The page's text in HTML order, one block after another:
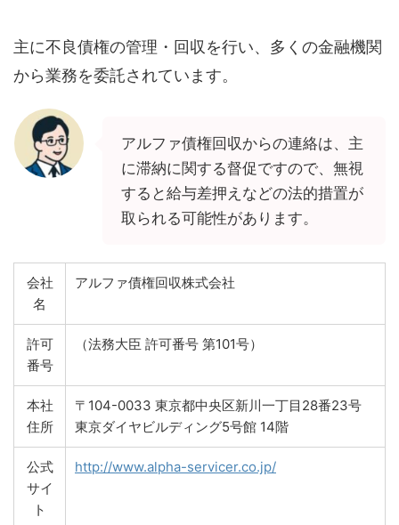
主に不良債権の管理・回収を行い、多くの金融機関
から業務を委託されています。
アルファ債権回収からの連絡は、主
に滞納に関する督促ですので、無視
すると給与差押えなどの法的措置が
取られる可能性があります。
会社
名
アルファ債権回収株式会社
許可
番号
（法務大臣 許可番号 第101号）
本社
住所
〒104-0033 東京都中央区新川一丁目28番23号
東京ダイヤビルディング5号館 14階
公式
サイ
ト
http://www.alpha-servicer.co.jp/